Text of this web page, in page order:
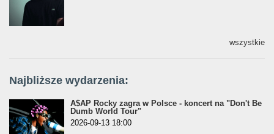
wszystkie
Najbliższe wydarzenia:
A$AP Rocky zagra w Polsce - koncert na "Don't Be
Dumb World Tour"
2026-09-13 18:00